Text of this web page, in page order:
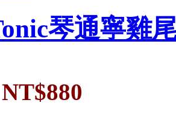
琴通寧雞
NT$880